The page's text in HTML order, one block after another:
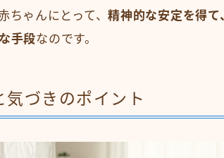
ちゃんにとって、精神的な安定を得
手段なのです。
づきのポイント